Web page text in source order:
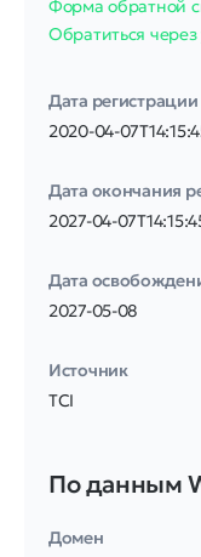
Форма обратной
Обратиться
Дата регистрации
2020-04-
Дата окончания
2027-04-
Дата
2027-05-08
Источник
TCI
По данным
Домен